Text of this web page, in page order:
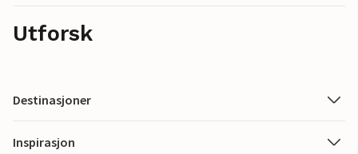
Utforsk
Destinasjoner
Inspirasjon